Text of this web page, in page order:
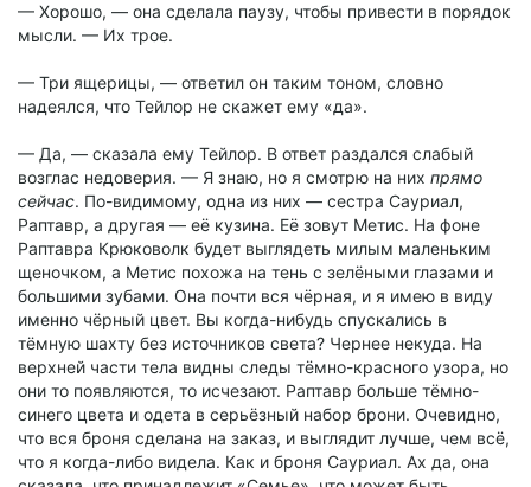
— Хорошо, — она сделала паузу, чтобы привести в порядок
мысли. — Их трое.
— Три ящерицы, — ответил он таким тоном, словно
надеялся, что Тейлор не скажет ему «да».
— Да, — сказала ему Тейлор. В ответ раздался слабый
возглас недоверия. — Я знаю, но я смотрю на них прямо
сейчас. По-видимому, одна из них — сестра Сауриал,
Раптавр, а другая — её кузина. Её зовут Метис. На фоне
Раптавра Крюковолк будет выглядеть милым маленьким
щеночком, а Метис похожа на тень с зелёными глазами и
большими зубами. Она почти вся чёрная, и я имею в виду
именно чёрный цвет. Вы когда-нибудь спускались в
тёмную шахту без источников света? Чернее некуда. На
верхней части тела видны следы тёмно-красного узора, но
они то появляются, то исчезают. Раптавр больше тёмно-
синего цвета и одета в серьёзный набор брони. Очевидно,
что вся броня сделана на заказ, и выглядит лучше, чем всё,
что я когда-либо видела. Как и броня Сауриал. Ах да, она